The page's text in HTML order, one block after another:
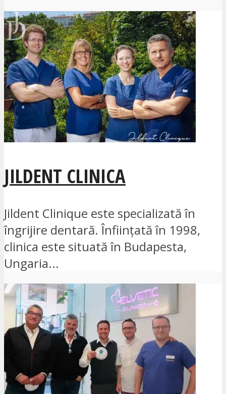
JILDENT CLINICA
Jildent Clinique este specializată în
îngrijire dentară. Înființată în 1998,
clinica este situată în Budapesta,
Ungaria...